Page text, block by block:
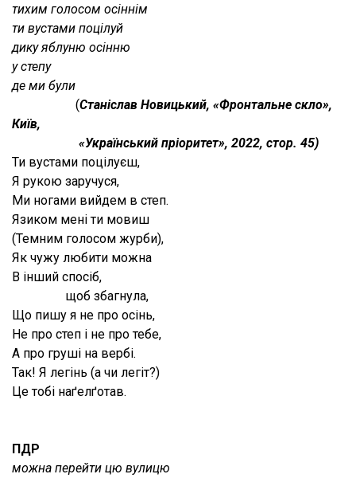
тихим голосом осіннім
ти вустами поцілуй
дику яблуню осінню
у степу
де ми були
(Станіслав Новицький, «Фронтальне скло»,
Київ,
«Український пріоритет», 2022, стор. 45)
Ти вустами поцілуєш,
Я рукою заручуся,
Ми ногами вийдем в степ.
Язиком мені ти мовиш
(Темним голосом журби),
Як чужу любити можна
В інший спосіб,
щоб збагнула,
Що пишу я не про осінь,
Не про степ і не про тебе,
А про груші на вербі.
Так! Я легінь (а чи легіт?)
Це тобі наґелґотав.
ПДР
можна перейти цю вулицю